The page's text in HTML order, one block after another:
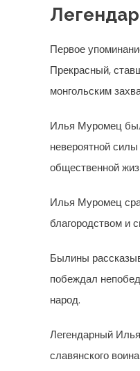
Первое
Прекрасный,
монгольским
Илья Муромец
невероятной
общественной
Илья Муромец
благородством и
Былины
побеждал
народ.
Легендарный
славянского